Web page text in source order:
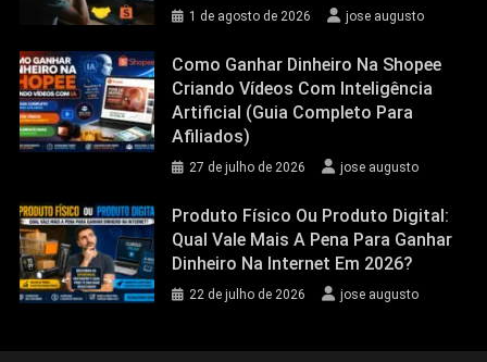
1 de agosto de 2026 jose augusto
Como Ganhar Dinheiro Na Shopee
Criando Vídeos Com Inteligência
Artificial (Guia Completo Para
Afiliados)
27 de julho de 2026 jose augusto
Produto Físico Ou Produto Digital:
Qual Vale Mais A Pena Para Ganhar
Dinheiro Na Internet Em 2026?
22 de julho de 2026 jose augusto